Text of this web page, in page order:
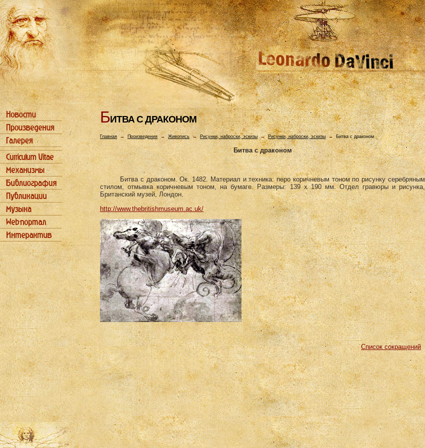
БИТВА С ДРАКОHОМ
Главная→ Произведения → Живопись → Рисунки, наброски, эскизы →Рисунки, наброски, эскизы→Битва с драконом
Битва с драконом
Битва с драконом. Ок. 1482. Материал и техника: перо коричневым тоном по рисунку серебряным
стилом, отмывка коричневым тоном, на бумаге. Размеры: 139 х 190 мм. Отдел гравюры и рисунка,
Британский музей, Лондон.
http://www.thebritishmuseum.ac.uk/
Список сокращений